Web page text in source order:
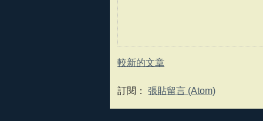
較新的文章
訂閱： 張貼留言 (Atom)